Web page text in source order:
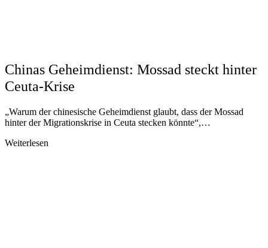
Chinas Geheimdienst: Mossad steckt hinter
Ceuta-Krise
„Warum der chinesische Geheimdienst glaubt, dass der Mossad
hinter der Migrationskrise in Ceuta stecken könnte“,…
Weiterlesen